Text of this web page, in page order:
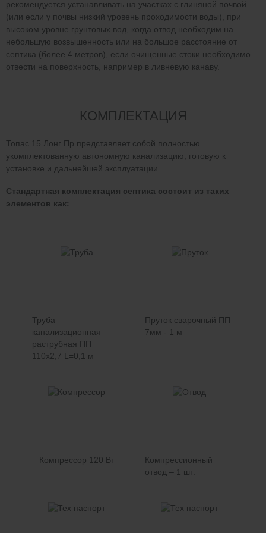
рекомендуется устанавливать на участках с глиняной почвой
(или если у почвы низкий уровень проходимости воды), при
высоком уровне грунтовых вод, когда отвод необходим на
небольшую возвышенность или на большое расстояние от
септика (более 4 метров), если очищенные стоки необходимо
отвести на поверхность, например в ливневую канаву.
КОМПЛЕКТАЦИЯ
Топас 15 Лонг Пр представляет собой полностью
укомплектованную автономную канализацию, готовую к
установке и дальнейшей эксплуатации.
Стандартная комплектация септика состоит из таких
элементов как:
Труба
канализационная
раструбная ПП
110х2,7 L=0,1 м
Пруток сварочный ПП
7мм - 1 м
Компрессор 120 Вт
Компрессионный
отвод – 1 шт.